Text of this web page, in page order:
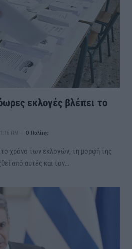
εκλογές βλέπει το
ΠΜ Ο Πολίτης
το χρόνο των εκλογών, τη μορφή της
από αυτές και τον…